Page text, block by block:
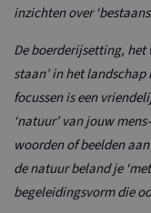
inzichten over
De boerderijsetting,
staan’ in het
focussen is een
‘natuur’ van jouw
woorden of beelden
de natuur beland je
begeleidingsvorm die